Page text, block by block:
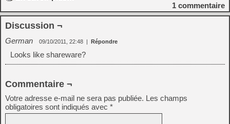
1 commentaire
Discussion ¬
German 09/10/2011, 22:48 | Répondre
Looks like shareware?
Commentaire ¬
Votre adresse e-mail ne sera pas publiée. Les champs
obligatoires sont indiqués avec *